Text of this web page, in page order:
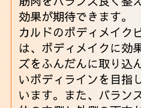
効果が期待できます。
カルドのボディメイク
は、ボディメイクに効
ズをふんだんに取り込
いボディラインを目指
います。また、バラン